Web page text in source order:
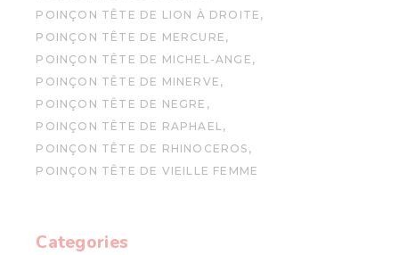
POINÇON TÊTE DE LION À DROITE
POINÇON TÊTE DE MERCURE
POINÇON TÊTE DE MICHEL-ANGE
POINÇON TÊTE DE MINERVE
POINÇON TÊTE DE NEGRE
POINÇON TÊTE DE RAPHAEL
POINÇON TÊTE DE RHINOCEROS
POINÇON TÊTE DE VIEILLE FEMME
Categories